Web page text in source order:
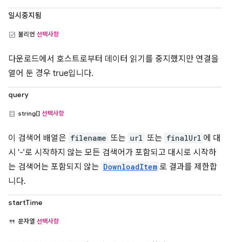
일시중지됨
불리언 선택사항
다운로드에서 호스트로부터 데이터 읽기를 중지했지만 연결을
열어 둔 경우 true입니다.
query
string[] 선택사항
이 검색어 배열은 filename 또는 url 또는 finalUrl 에 대
시 '-'로 시작하지 않는 모든 검색어가 포함되고 대시로 시작하
는 검색어는 포함되지 않는 DownloadItem 로 결과를 제한합
니다.
startTime
문자열 선택사항